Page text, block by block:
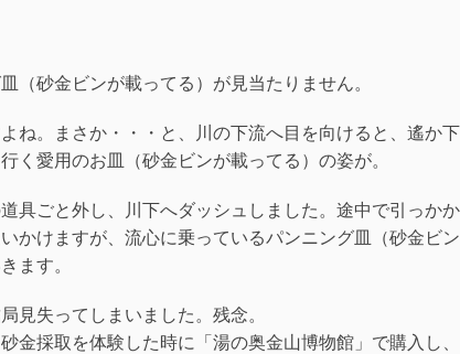
（砂金ビンが載ってる）が見当たりません。
ね。まさか・・・と、川の下流へ目を向けると、遙か
く愛用のお皿（砂金ビンが載ってる）の姿が。
具ごと外し、川下へダッシュしました。途中で引っか
かけますが、流心に乗っているパンニング皿（砂金ビ
ます。
見失ってしまいました。残念。
金採取を体験した時に「湯の奥金山博物館」で購入し、